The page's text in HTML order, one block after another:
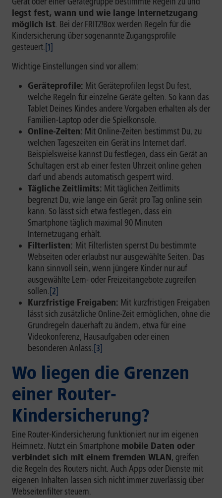
legst fest, wann und wie lange Internetzugang
möglich ist. Bei der FRITZ!Box werden Regeln für die
Kindersicherung über sogenannte Zugangsprofile
gesteuert.[1]
Wichtige Einstellungen sind vor allem:
Geräteprofile: Mit Geräteprofilen legst Du fest,
welche Regeln für einzelne Geräte gelten. So kann das
Tablet Deines Kindes andere Vorgaben erhalten als der
Familien-Laptop oder die Spielkonsole.
Online-Zeiten: Mit Online-Zeiten bestimmst Du, zu
welchen Tageszeiten ein Gerät ins Internet darf.
Beispielsweise kannst Du festlegen, dass ein Gerät an
Schultagen erst ab einer festen Uhrzeit online gehen
darf und abends automatisch gesperrt wird.
Tägliche Zeitlimits: Mit täglichen Zeitlimits
begrenzt Du, wie lange ein Gerät pro Tag online sein
kann. So lässt sich etwa festlegen, dass ein
Smartphone täglich maximal 90 Minuten
Internetzugang erhält.
Filterlisten: Mit Filterlisten sperrst Du bestimmte
Webseiten oder erlaubst nur ausgewählte Seiten. Das
kann sinnvoll sein, wenn jüngere Kinder nur auf
ausgewählte Lern- oder Freizeitangebote zugreifen
sollen.[2]
Kurzfristige Freigaben: Mit kurzfristigen Freigaben
lässt sich zusätzliche Online-Zeit ermöglichen, ohne die
Grundregeln dauerhaft zu ändern, etwa für eine
Videokonferenz, Hausaufgaben oder einen
besonderen Anlass.[3]
Wo liegen die Grenzen
einer Router-
Kindersicherung?
Eine Router-Kindersicherung funktioniert nur im eigenen
Heimnetz. Nutzt ein Smartphone mobile Daten oder
verbindet sich mit einem fremden WLAN, greifen
die Regeln des Routers nicht. Auch Apps oder Dienste mit
eigenen Inhalten lassen sich nicht immer zuverlässig über
Webseitenfilter steuern.